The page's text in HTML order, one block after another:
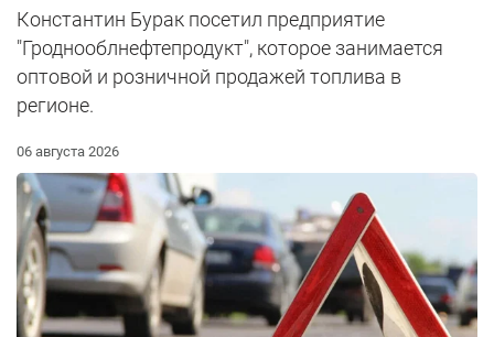
Константин Бурак посетил предприятие
"Гроднооблнефтепродукт", которое занимается
оптовой и розничной продажей топлива в
регионе.
06 августа 2026